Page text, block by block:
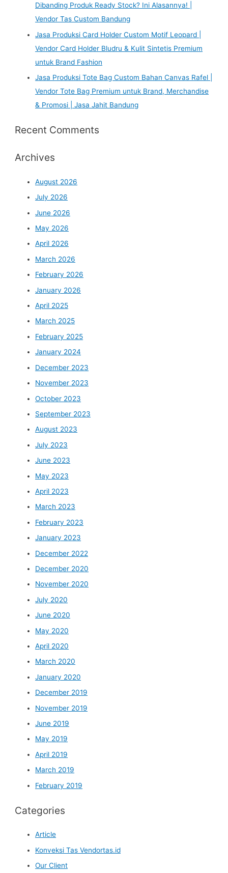
Dibanding Produk Ready Stock? Ini Alasannya! |
Vendor Tas Custom Bandung
Jasa Produksi Card Holder Custom Motif Leopard |
Vendor Card Holder Bludru & Kulit Sintetis Premium
untuk Brand Fashion
Jasa Produksi Tote Bag Custom Bahan Canvas Rafel |
Vendor Tote Bag Premium untuk Brand, Merchandise
& Promosi | Jasa Jahit Bandung
Recent Comments
Archives
August 2026
July 2026
June 2026
May 2026
April 2026
March 2026
February 2026
January 2026
April 2025
March 2025
February 2025
January 2024
December 2023
November 2023
October 2023
September 2023
August 2023
July 2023
June 2023
May 2023
April 2023
March 2023
February 2023
January 2023
December 2022
December 2020
November 2020
July 2020
June 2020
May 2020
April 2020
March 2020
January 2020
December 2019
November 2019
June 2019
May 2019
April 2019
March 2019
February 2019
Categories
Article
Konveksi Tas Vendortas.id
Our Client